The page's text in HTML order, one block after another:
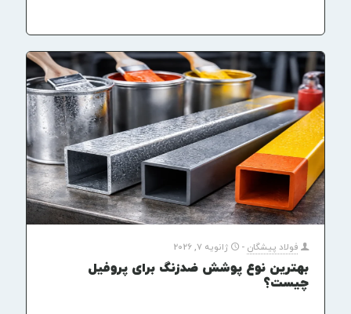
فولاد پیشگان - ژانویه 7, 2026
بهترین نوع پوشش ضدزنگ برای پروفیل
چیست؟